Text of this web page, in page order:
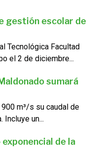
gestión escolar de
Tecnológica Facultad
el 2 de diciembre...
sumará
m³/s su caudal de
Incluye un...
de la